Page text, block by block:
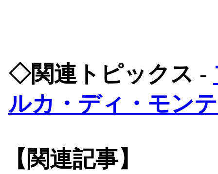
◇関連トピックス -
ルカ・ディ・モン
【関連記事】